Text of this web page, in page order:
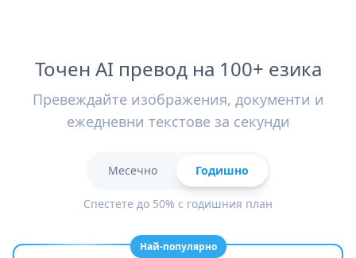
Точен AI превод на 100+ езика
Превеждайте изображения, документи и
ежедневни текстове за секунди
Месечно Годишно
Спестете до 50% с годишния план
Най-популярно